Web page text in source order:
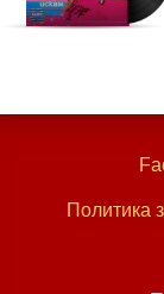
Политика